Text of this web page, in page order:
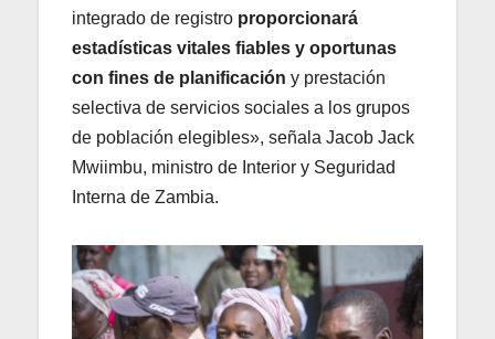
integrado de registro proporcionará
estadísticas vitales fiables y oportunas
con fines de planificación y prestación
selectiva de servicios sociales a los grupos
de población elegibles», señala Jacob Jack
Mwiimbu, ministro de Interior y Seguridad
Interna de Zambia.